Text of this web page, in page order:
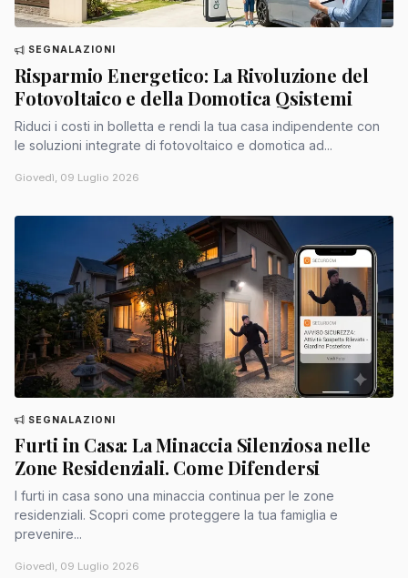
SEGNALAZIONI
Risparmio Energetico: La Rivoluzione del
Fotovoltaico e della Domotica Qsistemi
Riduci i costi in bolletta e rendi la tua casa indipendente con
le soluzioni integrate di fotovoltaico e domotica ad...
Giovedì, 09 Luglio 2026
SEGNALAZIONI
Furti in Casa: La Minaccia Silenziosa nelle
Zone Residenziali. Come Difendersi
I furti in casa sono una minaccia continua per le zone
residenziali. Scopri come proteggere la tua famiglia e
prevenire...
Giovedì, 09 Luglio 2026